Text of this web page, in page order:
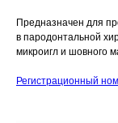
Предназначен для
в пародонтальной
микроигл и шовного
Регистрационный